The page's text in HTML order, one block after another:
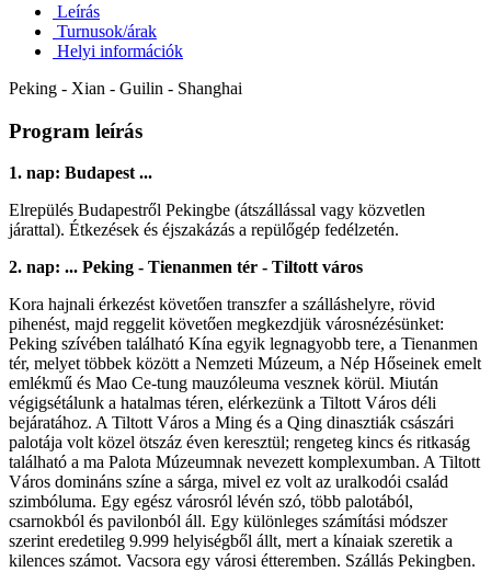
Leírás
Turnusok/árak
Helyi információk
Peking - Xian - Guilin - Shanghai
Program leírás
1. nap: Budapest ...
Elrepülés Budapestről Pekingbe (átszállással vagy közvetlen
járattal). Étkezések és éjszakázás a repülőgép fedélzetén.
2. nap: ... Peking - Tienanmen tér - Tiltott város
Kora hajnali érkezést követően transzfer a szálláshelyre, rövid
pihenést, majd reggelit követően megkezdjük városnézésünket:
Peking szívében található Kína egyik legnagyobb tere, a Tienanmen
tér, melyet többek között a Nemzeti Múzeum, a Nép Hőseinek emelt
emlékmű és Mao Ce-tung mauzóleuma vesznek körül. Miután
végigsétálunk a hatalmas téren, elérkezünk a Tiltott Város déli
bejáratához. A Tiltott Város a Ming és a Qing dinasztiák császári
palotája volt közel ötszáz éven keresztül; rengeteg kincs és ritkaság
található a ma Palota Múzeumnak nevezett komplexumban. A Tiltott
Város domináns színe a sárga, mivel ez volt az uralkodói család
szimbóluma. Egy egész városról lévén szó, több palotából,
csarnokból és pavilonból áll. Egy különleges számítási módszer
szerint eredetileg 9.999 helyiségből állt, mert a kínaiak szeretik a
kilences számot. Vacsora egy városi étteremben. Szállás Pekingben.